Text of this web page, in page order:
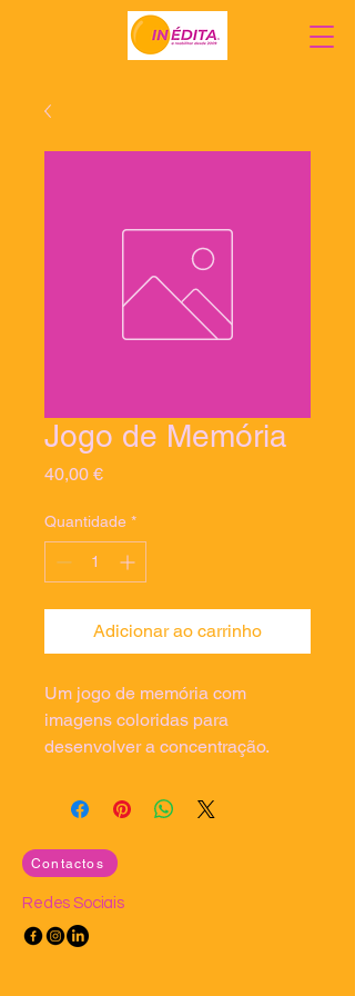
Jogo de Memória
40,00 €Preço
Quantidade *
Adicionar ao carrinho
Um jogo de memória com
imagens coloridas para
desenvolver a concentração.
Contactos
Redes Sociais